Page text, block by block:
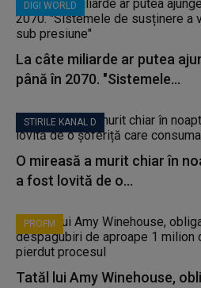
DIGI WORLD
La câte miliarde ar putea
până în 2070. "Sistemele...
STIRILE KANAL D
O mireasă a murit chiar în
a fost lovită de o...
PROFM
Tatăl lui Amy Winehouse,